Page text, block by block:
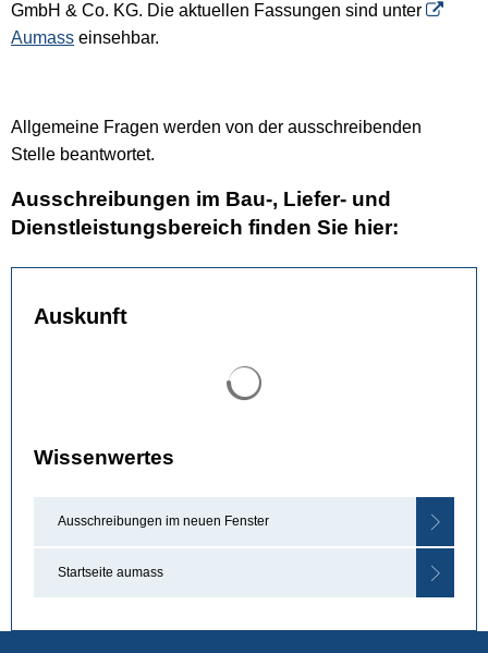
GmbH & Co. KG. Die aktuellen Fassungen sind unter
Aumass einsehbar.
Allgemeine Fragen werden von der ausschreibenden
Stelle beantwortet.
Ausschreibungen im Bau-, Liefer- und
Dienstleistungsbereich finden Sie hier:
Auskunft
Wissenwertes
Ausschreibungen im neuen Fenster
Startseite aumass